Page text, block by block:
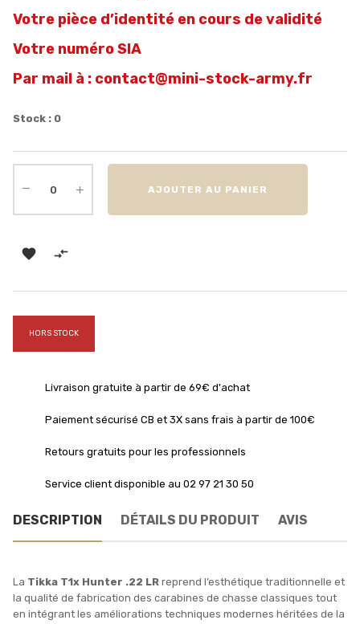
Votre pièce d’identité en cours de validité
Votre numéro SIA
Par mail à : contact@mini-stock-army.fr
Stock : 0
AJOUTER AU PANIER
 
HORS STOCK
Livraison gratuite à partir de 69€ d'achat
Paiement sécurisé CB et 3X sans frais à partir de 100€
Retours gratuits pour les professionnels
Service client disponible au 02 97 21 30 50
DESCRIPTION DÉTAILS DU PRODUIT AVIS
La Tikka T1x Hunter .22 LR reprend l’esthétique traditionnelle et
la qualité de fabrication des carabines de chasse classiques tout
en intégrant les améliorations techniques modernes héritées de la